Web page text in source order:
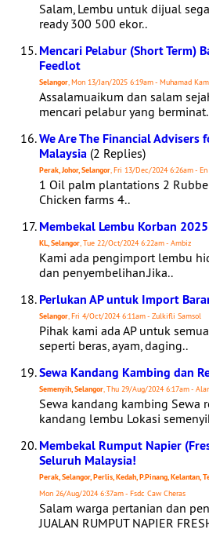
Salam, Lembu untuk dijual
ready 300 500 ekor..
Mencari Pelabur (Short Term)
Feedlot
Selangor, Mon 13/Jan/2025 6:19am - Muhamad
Assalamuaikum dan salam
mencari pelabur yang
We Are The Financial
Malaysia (2 Replies)
Perak, Johor, Selangor, Fri 13/Dec/2024 6:26am -
1 Oil palm plantations 2
Chicken farms 4..
Membekal Lembu Korban 2025
KL, Selangor, Tue 22/Oct/2024 6:22am - Ambiz
Kami ada pengimport lembu
dan penyembelihan.Jika..
Perlukan AP untuk Import
Selangor, Fri 4/Oct/2024 6:11am - Zulkifli Samsol
Pihak kami ada AP untuk
seperti beras, ayam, daging..
Sewa Kandang Kambing dan
Semenyih, Selangor, Thu 29/Aug/2024 6:17am -
Sewa kandang kambing Sewa
kandang lembu Lokasi
Membekal Rumput Napier
Seluruh Malaysia!
Perak, Selangor, Perlis, Kedah, P.Pinang, Kelantan,
Mon 26/Aug/2024 6:37am - Fsdc Caw Cheras
Salam warga pertanian dan
JUALAN RUMPUT NAPIER